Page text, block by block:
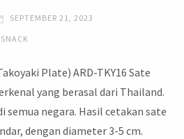
SEPTEMBER 21, 2023
Plate) ARD-TKY16 Sate
yang berasal dari Thailand.
semua negara. Hasil cetakan sate
dengan diameter 3-5 cm.